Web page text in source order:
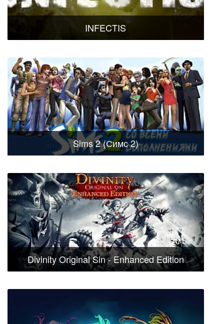
INFECTIS
Sims 2 (Симс 2)
Divinity Original Sin - Enhanced Edition